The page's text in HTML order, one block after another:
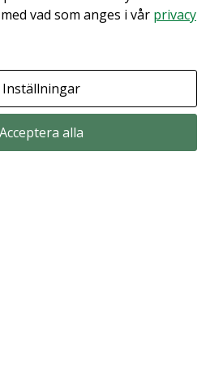
vad som anges i vår privacy
Inställningar
Acceptera alla